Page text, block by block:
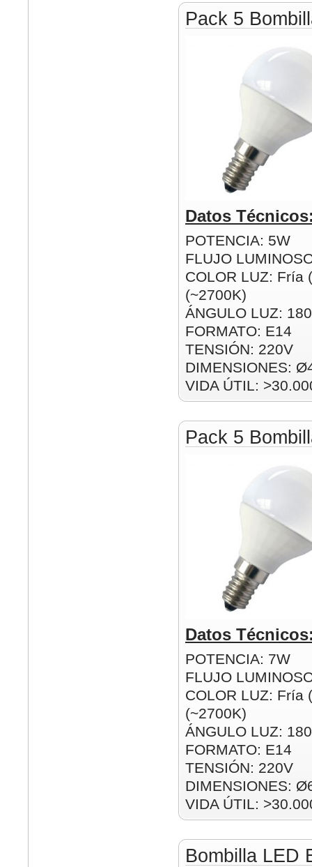
Pack 5
Datos
POTENCIA: 5W
FLUJO
COLOR LUZ: Fría
(~2700K)
ÁNGULO LUZ:
FORMATO: E14
TENSIÓN: 220V
DIMENSIONES:
VIDA ÚTIL:
Pack 5
Datos
POTENCIA: 7W
FLUJO
COLOR LUZ: Fría
(~2700K)
ÁNGULO LUZ:
FORMATO: E14
TENSIÓN: 220V
DIMENSIONES:
VIDA ÚTIL:
Bombilla LED